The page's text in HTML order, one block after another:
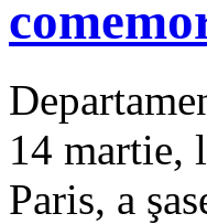
14 martie,
Paris, a